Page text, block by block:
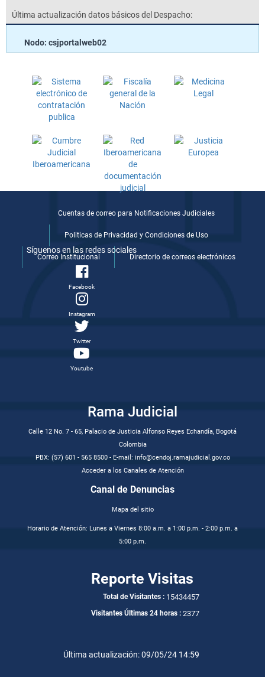
Última actualización datos básicos del Despacho:
Nodo: csjportalweb02
Cuentas de correo para Notificaciones Judiciales
Politicas de Privacidad y Condiciones de Uso
Correo Institucional Directorio de correos electrónicos
Síguenos en las redes sociales
Facebook
Instagram
Twitter
Youtube
Rama Judicial
Calle 12 No. 7 - 65, Palacio de Justicia Alfonso Reyes Echandía, Bogotá
Colombia
PBX: (57) 601 - 565 8500 - E-mail: info@cendoj.ramajudicial.gov.co
Acceder a los Canales de Atención
Canal de Denuncias
Mapa del sitio
Horario de Atención: Lunes a Viernes 8:00 a.m. a 1:00 p.m. - 2:00 p.m. a
5:00 p.m.
Reporte Visitas
Total de Visitantes : 15434457
Visitantes Últimas 24 horas : 2377
Última actualización: 09/05/24 14:59